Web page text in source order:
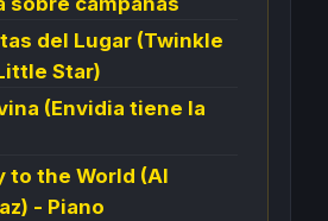
del Lugar (Twinkle
Star)
(Envidia tiene la
to the World (Al
- Piano